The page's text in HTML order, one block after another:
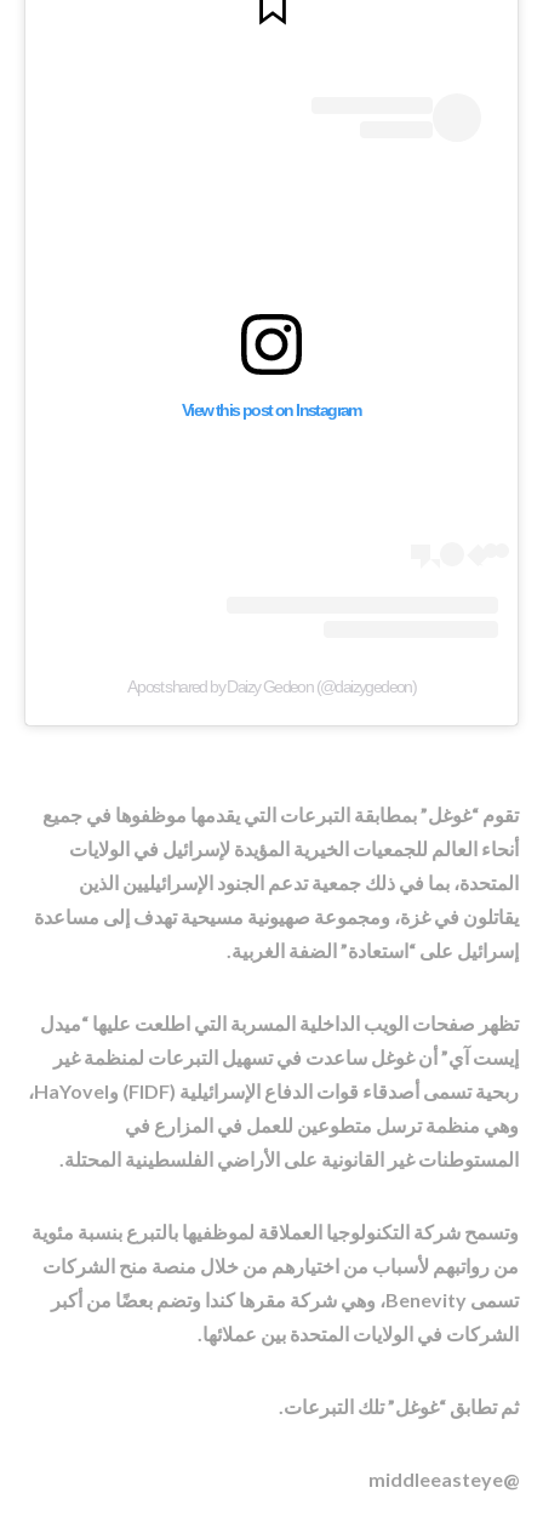
View this post on Instagram
A post shared by Daizy Gedeon (@daizygedeon)
تقوم “غوغل” بمطابقة التبرعات التي يقدمها موظفوها في جميع
أنحاء العالم للجمعيات الخيرية المؤيدة لإسرائيل في الولايات
المتحدة، بما في ذلك جمعية تدعم الجنود الإسرائيليين الذين
يقاتلون في غزة، ومجموعة صهيونية مسيحية تهدف إلى مساعدة
إسرائيل على “استعادة” الضفة الغربية.
تظهر صفحات الويب الداخلية المسربة التي اطلعت عليها “ميدل
إيست آي” أن غوغل ساعدت في تسهيل التبرعات لمنظمة غير
ربحية تسمى أصدقاء قوات الدفاع الإسرائيلية (FIDF) وHaYovel،
وهي منظمة ترسل متطوعين للعمل في المزارع في
المستوطنات غير القانونية على الأراضي الفلسطينية المحتلة.
وتسمح شركة التكنولوجيا العملاقة لموظفيها بالتبرع بنسبة مئوية
من رواتبهم لأسباب من اختيارهم من خلال منصة منح الشركات
تسمى Benevity، وهي شركة مقرها كندا وتضم بعضًا من أكبر
الشركات في الولايات المتحدة بين عملائها.
ثم تطابق “غوغل” تلك التبرعات.
@middleeasteye